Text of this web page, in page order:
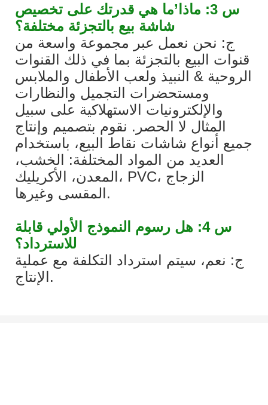
س 3: ماذا’ما هي قدرتك على تخصيص
شاشة بيع بالتجزئة مختلفة؟
ج: نحن نعمل عبر مجموعة واسعة من
قنوات البيع بالتجزئة بما في ذلك القنوات
الروحية & النبيذ ولعب الأطفال والملابس
ومستحضرات التجميل والنظارات
والإلكترونيات الاستهلاكية على سبيل
المثال لا الحصر. نقوم بتصميم وإنتاج
جميع أنواع شاشات نقاط البيع، باستخدام
العديد من المواد المختلفة: الخشب،
المعدن، الأكريليك، PVC، الزجاج
المقسى وغيرها.
س 4: هل رسوم النموذج الأولي قابلة
للاسترداد؟
ج: نعم، سيتم استرداد التكلفة مع عملية
الإنتاج.